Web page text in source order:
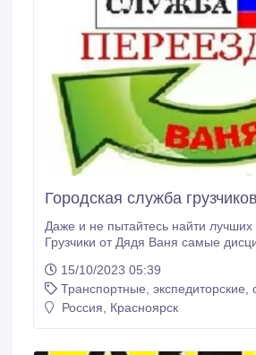
Городская служба
Даже и не пытайтесь найти лучших грузчиков: -
Грузчики от Дядя Ваня самые дисциплинированные
Офисные и квартирные переезды.
работы. Предоставим Любой
-Грузовое такси «Дядя Ваня».
15/10/2023 05:39
Транспортные, экспедиторские,
Россия, Красноярск